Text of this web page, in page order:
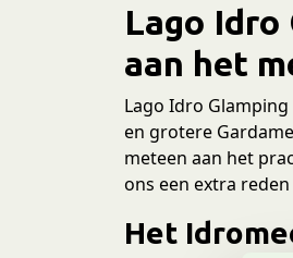
Lago
aan het
Lago Idro
en grotere
meteen aan het
ons een extra
Het